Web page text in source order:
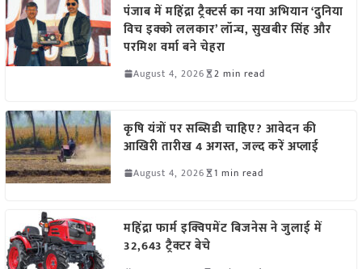
पंजाब में महिंद्रा ट्रैक्टर्स का नया अभियान ‘दुनिया
विच इक्को ललकार’ लॉन्च, सुखबीर सिंह और
परमिश वर्मा बने चेहरा
August 4, 2026 2 min read
कृषि यंत्रों पर सब्सिडी चाहिए? आवेदन की
आखिरी तारीख 4 अगस्त, जल्द करें अप्लाई
August 4, 2026 1 min read
महिंद्रा फार्म इक्विपमेंट बिजनेस ने जुलाई में
32,643 ट्रैक्टर बेचे